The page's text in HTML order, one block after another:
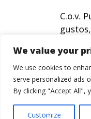
We value your
We use cookies to
serve personalized ads
By clicking "Accept All",
Customize
C.o.v.
una
AdR